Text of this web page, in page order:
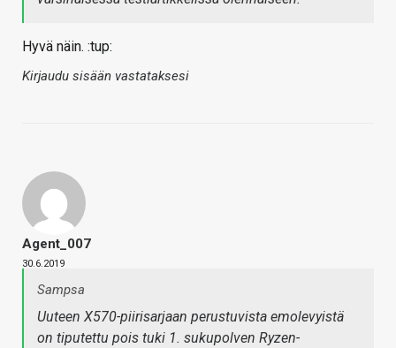
Hyvä näin. :tup:
Kirjaudu sisään vastataksesi
Agent_007
30.6.2019
Sampsa
Uuteen X570-piirisarjaan perustuvista emolevyistä
on tiputettu pois tuki 1. sukupolven Ryzen-